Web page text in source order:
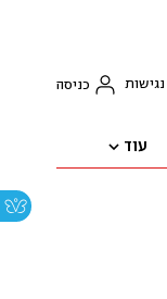
נגישות כניסה
עוד